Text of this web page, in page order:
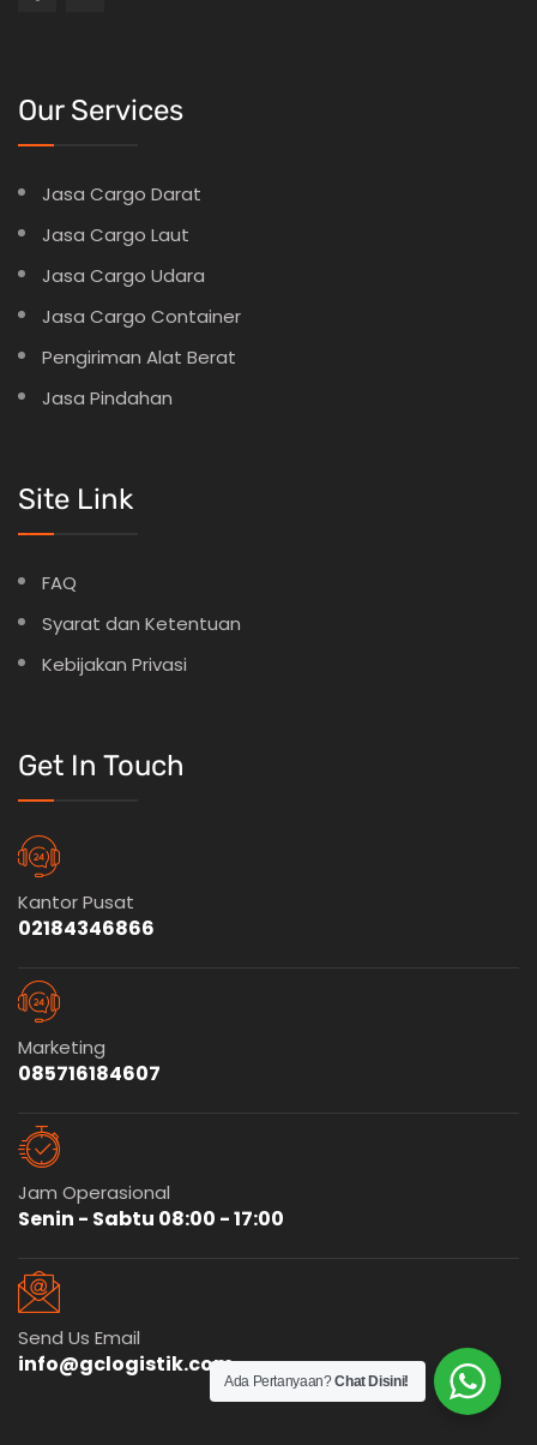
Our Services
Jasa Cargo Darat
Jasa Cargo Laut
Jasa Cargo Udara
Jasa Cargo Container
Pengiriman Alat Berat
Jasa Pindahan
Site Link
FAQ
Syarat dan Ketentuan
Kebijakan Privasi
Get In Touch
Kantor Pusat
02184346866
Marketing
085716184607
Jam Operasional
Senin - Sabtu 08:00 - 17:00
Send Us Email
info@gclogistik.com
Ada Pertanyaan?Chat Disini!